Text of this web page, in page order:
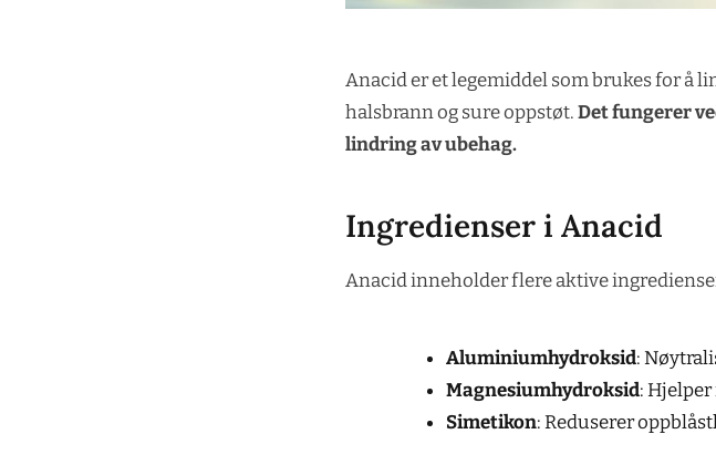
Anacid er et legemiddel som brukes for å
halsbrann og sure oppstøt. Det fungerer
lindring av ubehag.
Ingredienser i Anacid
Anacid inneholder flere aktive
Aluminiumhydroksid:
Magnesiumhydroksid:
Simetikon: Reduserer